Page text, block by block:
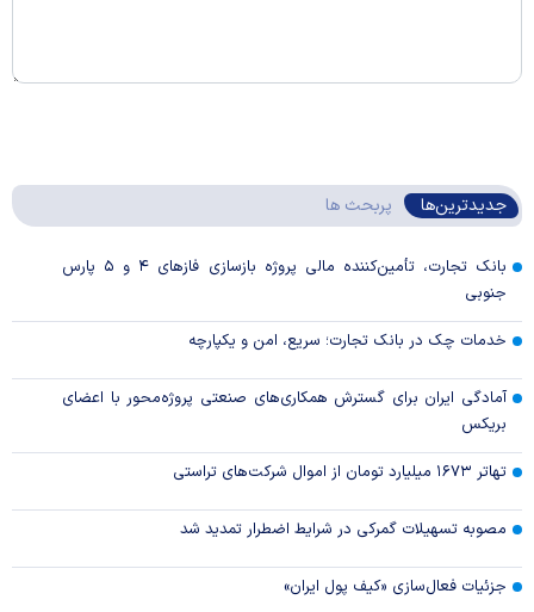
جدیدترین‌ها پربحث ها
بانک تجارت، تأمین‌کننده مالی پروژه بازسازی فاز‌های ۴ و ۵ پارس
جنوبی
خدمات چک در بانک تجارت؛ سریع، امن و یکپارچه
آمادگی ایران برای گسترش همکاری‌های صنعتی پروژه‌محور با اعضای
بریکس
تهاتر ۱۶۷۳ میلیارد تومان از اموال شرکت‌های تراستی
مصوبه تسهیلات گمرکی در شرایط اضطرار تمدید شد
جزئیات فعال‌سازی «کیف پول ایران»